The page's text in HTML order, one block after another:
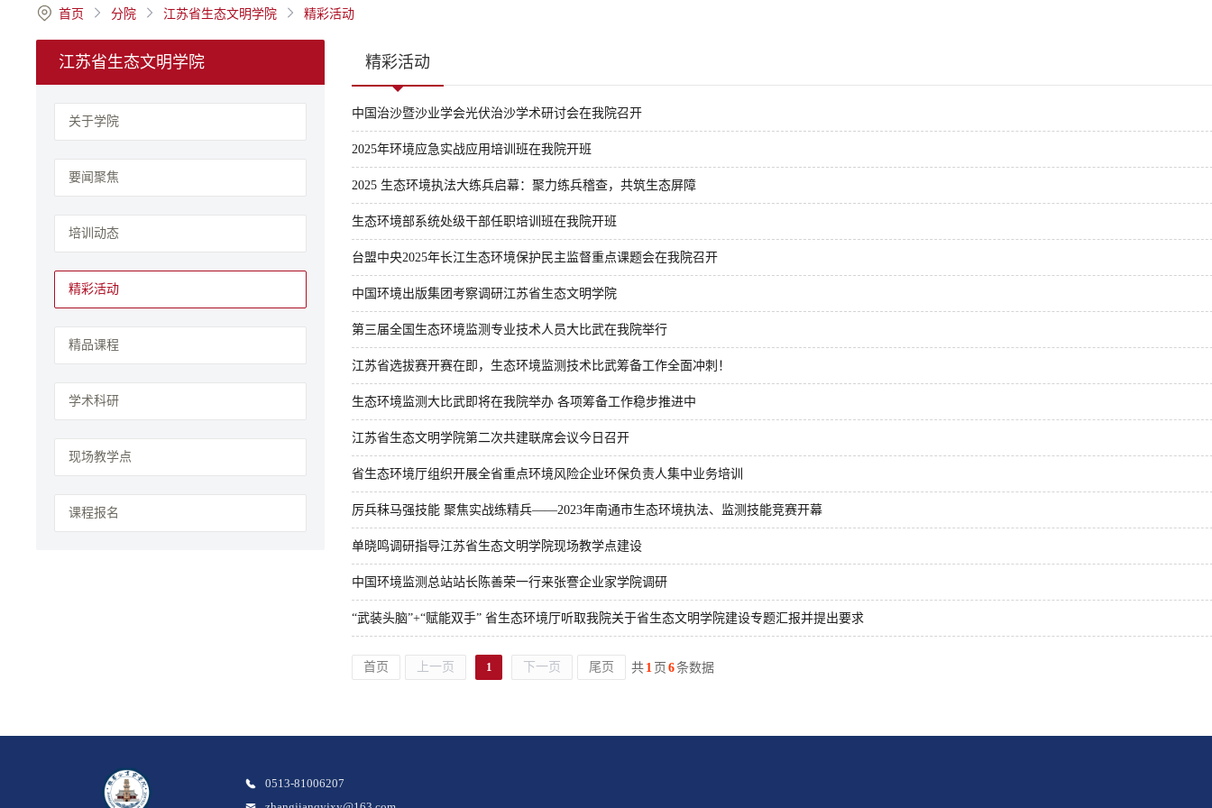
首页 分院 江苏省生态文明学院 精彩活动
江苏省生态文明学院
关于学院
要闻聚焦
培训动态
精彩活动
精品课程
学术科研
现场教学点
课程报名
精彩活动
中国治沙暨沙业学会光伏治沙学术研讨会在我院召开
2025年环境应急实战应用培训班在我院开班
2025 生态环境执法大练兵启幕：聚力练兵稽查，共筑生态屏障
生态环境部系统处级干部任职培训班在我院开班
台盟中央2025年长江生态环境保护民主监督重点课题会在我院召开
中国环境出版集团考察调研江苏省生态文明学院
第三届全国生态环境监测专业技术人员大比武在我院举行
江苏省选拔赛开赛在即，生态环境监测技术比武筹备工作全面冲刺！
生态环境监测大比武即将在我院举办 各项筹备工作稳步推进中
江苏省生态文明学院第二次共建联席会议今日召开
省生态环境厅组织开展全省重点环境风险企业环保负责人集中业务培训
厉兵秣马强技能 聚焦实战练精兵——2023年南通市生态环境执法、监测技能竞赛开幕
单晓鸣调研指导江苏省生态文明学院现场教学点建设
中国环境监测总站站长陈善荣一行来张謇企业家学院调研
“武装头脑”+“赋能双手” 省生态环境厅听取我院关于省生态文明学院建设专题汇报并提出要求
首页 上一页 1 下一页 尾页 共 1 页 6条数据
0513-81006207